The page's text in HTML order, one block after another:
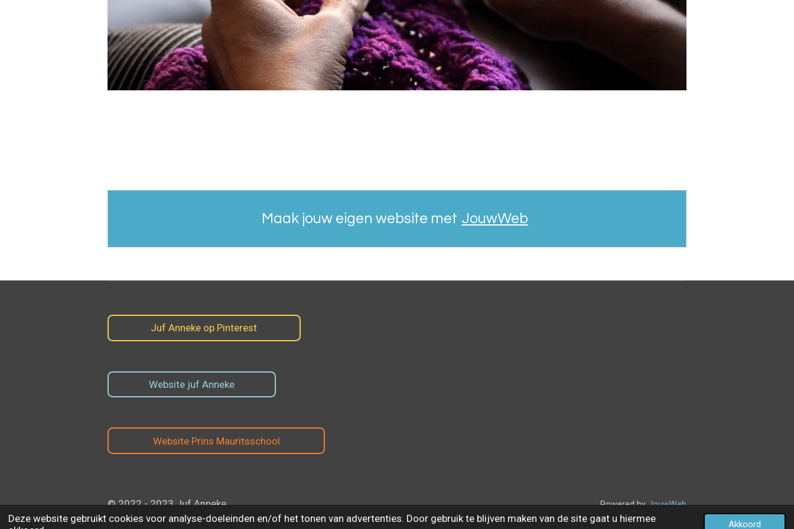
Deze website gebruikt cookies voor analyse-doeleinden en/of het tonen van advertenties. Door gebruik te blijven maken van de site gaat u hiermee
Akkoord
Maak jouw eigen website met JouwWeb
Juf Anneke op Pinterest
Website juf Anneke
Website Prins Mauritsschool
© 2022 - 2023 Juf Anneke Powered byJouwWeb